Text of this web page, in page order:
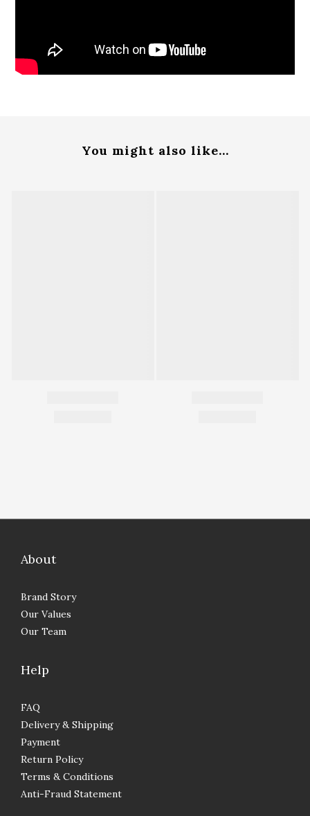
You might also like...
About
Brand Story
Our Values
Our Team
Help
FAQ
Delivery & Shipping
Payment
Return Policy
Terms & Conditions
Anti-Fraud Statement